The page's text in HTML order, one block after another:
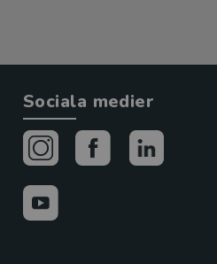
Sociala medier